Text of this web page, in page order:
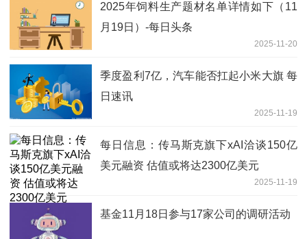
2025年饲料生产题材名单详情如下（11
月19日）-每日头条
2025-11-20
季度盈利7亿，汽车能否扛起小米大旗 每
日速讯
2025-11-19
每日信息：传马斯克旗下xAI洽谈150亿
美元融资 估值或将达2300亿美元
2025-11-19
基金11月18日参与17家公司的调研活动